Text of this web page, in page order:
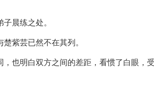
晨练之处。
紫芸已然不在其列。
也明白双方之间的差距，看惯了白眼，